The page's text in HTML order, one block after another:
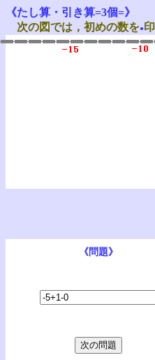
《たし算・引き算=3個=》
次の図では，初めの数を●
を，数直線上で示しなさい．
めの10題が記録に残ります。
《問題》